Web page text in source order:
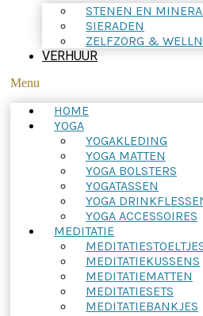
STENEN EN
SIERADEN
ZELFZORG &
VERHUUR
Menu
HOME
YOGA
YOGAKLEDING
YOGA MATTEN
YOGA BOLSTERS
YOGATASSEN
YOGA
YOGA ACCESSOIRES
MEDITATIE
MEDITATIEKUSSENS
MEDITATIEMATTEN
MEDITATIESETS
MEDITATIEBANKJES